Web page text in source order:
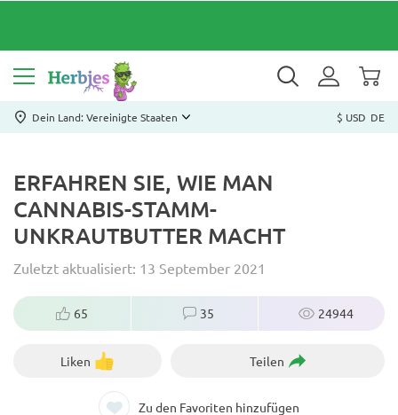
Dein Land: Vereinigte Staaten $ USD DE
ERFAHREN SIE, WIE MAN
CANNABIS-STAMM-
UNKRAUTBUTTER MACHT
Zuletzt aktualisiert: 13 September 2021
65 35 24944
Liken Teilen
Zu den Favoriten hinzufügen